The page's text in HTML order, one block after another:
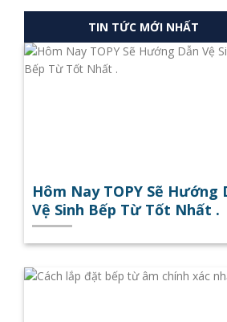
TIN TỨC MỚI NHẤT
Hôm Nay TOPY Sẽ Hướng
Vệ Sinh Bếp Từ Tốt Nhất .